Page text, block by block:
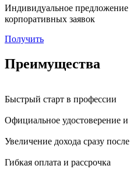
Индивидуальное
корпоративных заявок
Получить
Преимущества
Быстрый старт в профессии
Официальное удостоверение и
Увеличение дохода сразу
Гибкая оплата и рассрочка